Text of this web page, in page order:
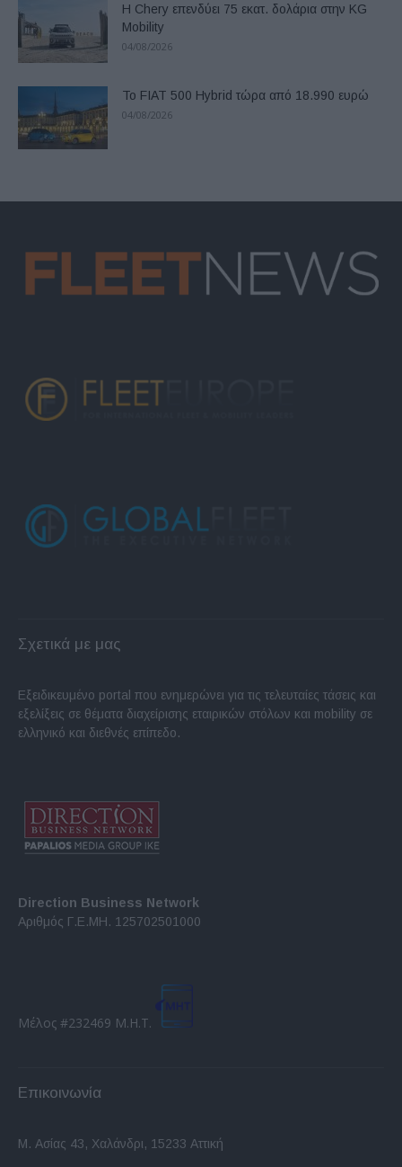
Η Chery επενδύει 75 εκατ. δολάρια στην KG
Mobility
04/08/2026
Το FIAT 500 Hybrid τώρα από 18.990 ευρώ
04/08/2026
Σχετικά με μας
Εξειδικευμένο portal που ενημερώνει για τις τελευταίες τάσεις και
εξελίξεις σε θέματα διαχείρισης εταιρικών στόλων και mobility σε
ελληνικό και διεθνές επίπεδο.
Direction Business Network
Αριθμός Γ.Ε.ΜΗ. 125702501000
Μέλος #232469 Μ.Η.Τ.
Επικοινωνία
Μ. Ασίας 43, Χαλάνδρι, 15233 Αττική